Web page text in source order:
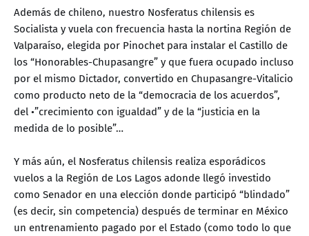
Además de chileno, nuestro Nosferatus chilensis es
Socialista y vuela con frecuencia hasta la nortina Región de
Valparaíso, elegida por Pinochet para instalar el Castillo de
los “Honorables-Chupasangre” y que fuera ocupado incluso
por el mismo Dictador, convertido en Chupasangre-Vitalicio
como producto neto de la “democracia de los acuerdos”,
del •”crecimiento con igualdad” y de la “justicia en la
medida de lo posible”…
Y más aún, el Nosferatus chilensis realiza esporádicos
vuelos a la Región de Los Lagos adonde llegó investido
como Senador en una elección donde participó “blindado”
(es decir, sin competencia) después de terminar en México
un entrenamiento pagado por el Estado (como todo lo que